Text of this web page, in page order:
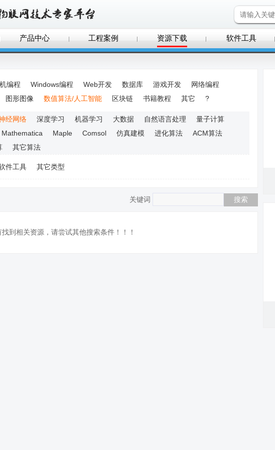
产品中心 工程案例 资源下载 软件工具
编程 Windows编程 Web开发 数据库 游戏开发
网络编程
图形图像 数值算法/人工智能 区块链 书籍教程 其它 ?
经网络 深度学习 机器学习 大数据 自然语言处理
量子计算
Mathematica Maple Comsol 仿真建模 进化算法
ACM算法
其它算法
件工具 其它类型
关键词
到相关资源，请尝试其他搜索条件！！！